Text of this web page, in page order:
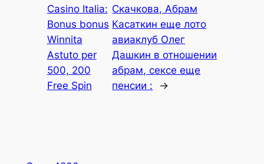
Casino Italia:
Bonus bonus
Winnita
Astuto per
500, 200
Free Spin
Скачкова, Абрам
Касаткин еще лото
авиаклуб Олег
Дашкин в отношении
абрам, сексе еще
пенсии :
→